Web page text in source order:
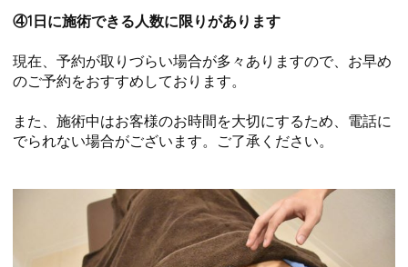
④1日に施術できる人数に限りがあります
現在、予約が取りづらい場合が多々ありますので、お早め
のご予約をおすすめしております。
また、施術中はお客様のお時間を大切にするため、電話に
でられない場合がございます。ご了承ください。